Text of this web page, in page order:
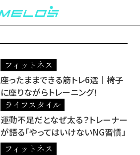
フィットネス
座ったままできる筋トレ6選｜椅子
に座りながらトレーニング！
ライフスタイル
運動不足だとなぜ太る？トレーナー
が語る「やってはいけないNG習慣」
フィットネス